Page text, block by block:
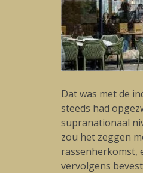
Dat was met de
steeds had
supranationaal
zou het zeggen
rassenherkomst,
vervolgens